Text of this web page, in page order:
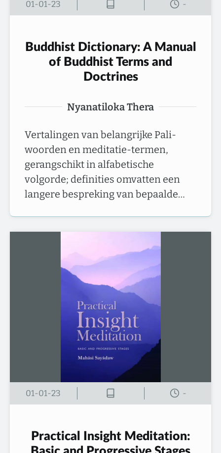
01-01-23 -
Buddhist Dictionary: A Manual
of Buddhist Terms and
Doctrines
Nyanatiloka Thera
Vertalingen van belangrijke Pali-
woorden en meditatie-termen,
gerangschikt in alfabetische
volgorde; definities omvatten een
langere bespreking van bepaalde…
01-01-23 -
Practical Insight Meditation: